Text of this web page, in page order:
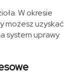
W okresie
możesz uzyskać
system uprawy